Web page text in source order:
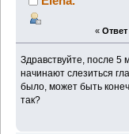
« Ответ
Здравствуйте, после 5
начинают слезиться
было, может быть
так?